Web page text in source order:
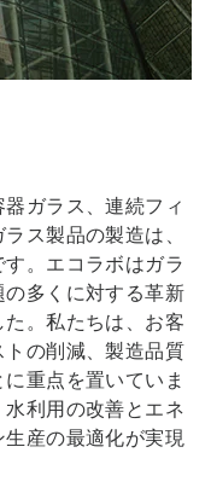
ガラス、連続フィ
ス製品の製造は、
。エコラボはガラ
多くに対する革新
。私たちは、お客
の削減、製造品質
重点を置いていま
利用の改善とエネ
産の最適化が実現